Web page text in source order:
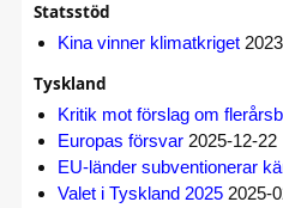
Statsstöd
Kina vinner klimatkriget
Tyskland
Kritik mot förslag om
Europas försvar 2025-12-22
EU-länder subventionerar
Valet i Tyskland 2025 2025-